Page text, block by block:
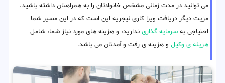
می توانید در مدت زمانی مشخص خانوادتان را به همراهتان داشته باشید.
مزیت دیگر دریافت ویزا کاری نیجریه این است که در این مسیر شما
احتیاجی به سرمایه گذاری ندارید، و هزینه های مورد نیاز شما، شامل
هزینه ی وکیل و هزینه ی رفت و آمدتان می باشد.